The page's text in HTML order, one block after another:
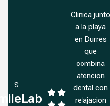
S
Clinica junto
a la playa
en Durres
que
combina
atencion
dental con
relajacion